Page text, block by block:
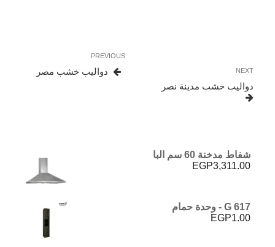
المقالات
Previous
Post
PREVIOUS
دواليب خشب مصر
Next
Post
NEXT
دواليب خشب مدينة نصر
شفاط مدخنة 60 سم البا
EGP3,311.00
G 617 - وحدة حمام
EGP1.00